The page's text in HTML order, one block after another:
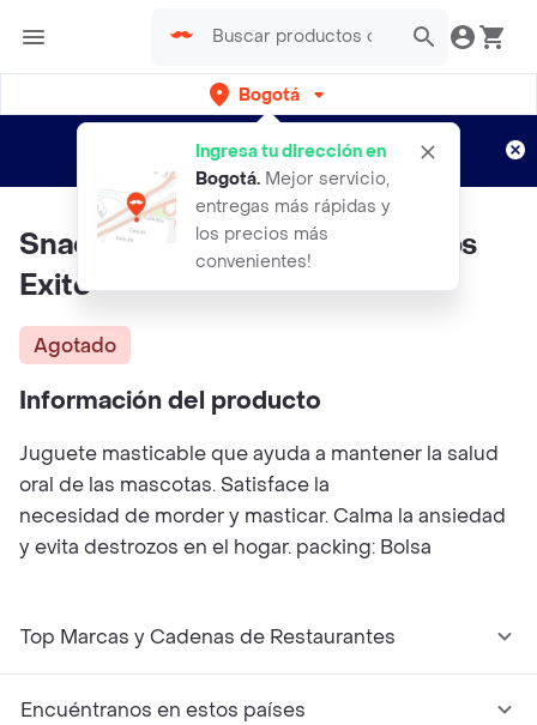
Bogotá
Ingresa tu dirección en
Bogotá. Mejor servicio,
entregas más rápidas y
los precios más
convenientes!
envíos gratis por semanas
Aplican TyC
Snacks Para Mascotas Coquitos
Exito
Agotado
Información del producto
Juguete masticable que ayuda a mantener la salud
oral de las mascotas. Satisface la
necesidad de morder y masticar. Calma la ansiedad
y evita destrozos en el hogar. packing: Bolsa
Top Marcas y Cadenas de Restaurantes
Encuéntranos en estos países